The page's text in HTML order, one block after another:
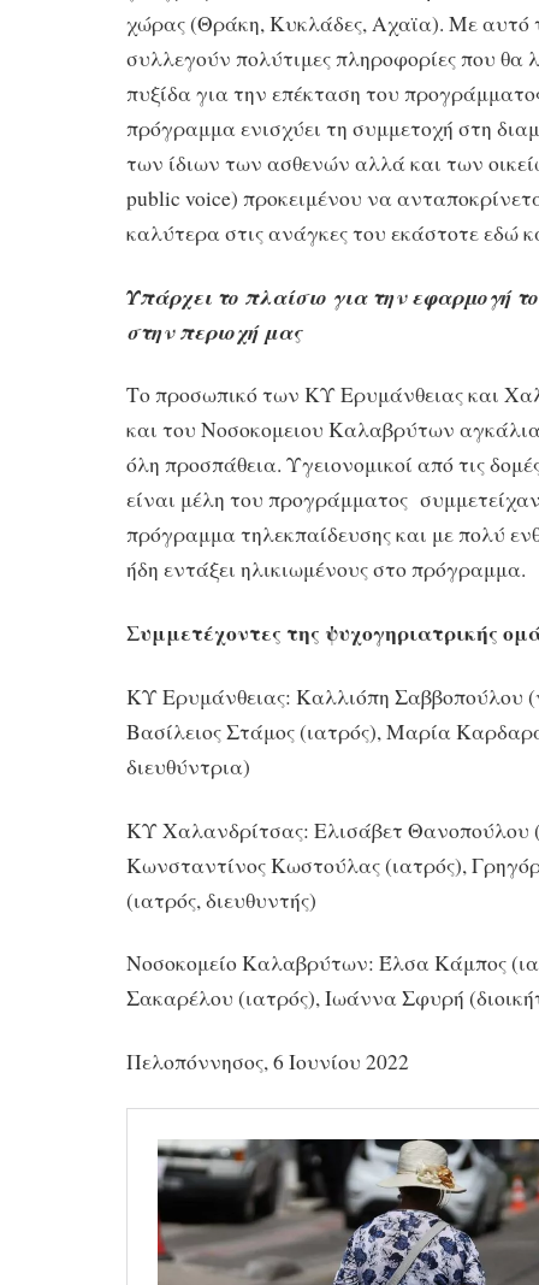
χώρας (Θράκη, Κυκλάδες, Αχαϊα). Με αυτό
συλλεγούν πολύτιμες πληροφορίες που θα
πυξίδα για την επέκταση του
πρόγραμμα ενισχύει τη συμμετοχή στη
των ίδιων των ασθενών αλλά και των
public voice) προκειμένου να
καλύτερα στις ανάγκες του εκάστοτε εδώ
Υπάρχει το πλαίσιο για την εφαρμογή
στην περιοχή μας
Το προσωπικό των ΚΥ Ερυμάνθειας και
και του Νοσοκομειου Καλαβρύτων
όλη προσπάθεια. Υγειονομικοί από τις
είναι μέλη του προγράμματος
πρόγραμμα τηλεκπαίδευσης και με πολύ
ήδη εντάξει ηλικιωμένους στο πρόγραμμα.
Συμμετέχοντες της ψυχογηριατρικής
ΚΥ Ερυμάνθειας: Kαλλιόπη Σαββοπούλου
Βασίλειος Στάμος (ιατρός), Μαρία
διευθύντρια)
ΚΥ Χαλανδρίτσας: Ελισάβετ Θανοπούλου
Κωνσταντίνος Κωστούλας (ιατρός),
(ιατρός, διευθυντής)
Νοσοκομείο Καλαβρύτων: Έλσα Κάμπος
Σακαρέλου (ιατρός), Ιωάννα Σφυρή
Πελοπόννησος, 6 Ιουνίου 2022